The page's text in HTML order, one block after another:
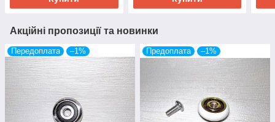
Акційні пропозиції та новинки
Передоплата –1% Предоплата –1%